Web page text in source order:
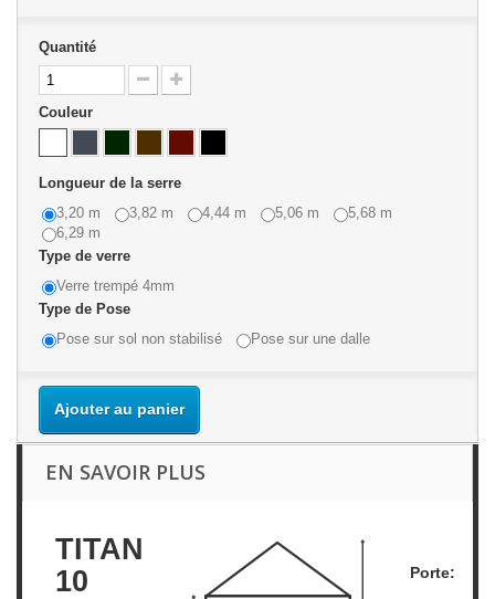
Quantité
Couleur
Longueur de la serre
3,20 m
3,82 m 4,44 m 5,06 m
5,68 m
6,29 m
Type de verre
Verre trempé 4mm
Type de Pose
Pose sur sol non stabilisé
Pose sur une dalle
Ajouter au panier
EN SAVOIR PLUS
TITAN
10
Porte: